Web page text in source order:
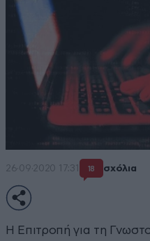
26·09·2020 17:31 18 σχόλια
Η Επιτροπή για τη